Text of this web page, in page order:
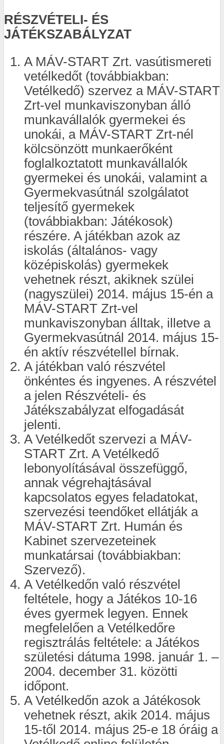
RÉSZVÉTELI- ÉS
JÁTÉKSZABÁLYZAT
A MÁV-START Zrt. vasútismereti
vetélkedőt (továbbiakban:
Vetélkedő) szervez a MÁV-START
Zrt-vel munkaviszonyban álló
munkavállalók gyermekei és
unokái, a MÁV-START Zrt-nél
kölcsönzött munkaerőként
foglalkoztatott munkavállalók
gyermekei és unokái, valamint a
Gyermekvasútnál szolgálatot
teljesítő gyermekek
(továbbiakban: Játékosok)
részére. A játékban azok az
iskolás (általános- vagy
középiskolás) gyermekek
vehetnek részt, akiknek szülei
(nagyszülei) 2014. május 15-én a
MÁV-START Zrt-vel
munkaviszonyban álltak, illetve a
Gyermekvasútnál 2014. május 15-
én aktív részvétellel bírnak.
A játékban való részvétel
önkéntes és ingyenes. A részvétel
a jelen Részvételi- és
Játékszabályzat elfogadását
jelenti.
A Vetélkedőt szervezi a MÁV-
START Zrt. A Vetélkedő
lebonyolításával összefüggő,
annak végrehajtásával
kapcsolatos egyes feladatokat,
szervezési teendőket ellátják a
MÁV-START Zrt. Humán és
Kabinet szervezeteinek
munkatársai (továbbiakban:
Szervező).
A Vetélkedőn való részvétel
feltétele, hogy a Játékos 10-16
éves gyermek legyen. Ennek
megfelelően a Vetélkedőre
regisztrálás feltétele: a Játékos
születési dátuma 1998. január 1. –
2004. december 31. közötti
időpont.
A Vetélkedőn azok a Játékosok
vehetnek részt, akik 2014. május
15-től 2014. május 25-e 18 óráig a